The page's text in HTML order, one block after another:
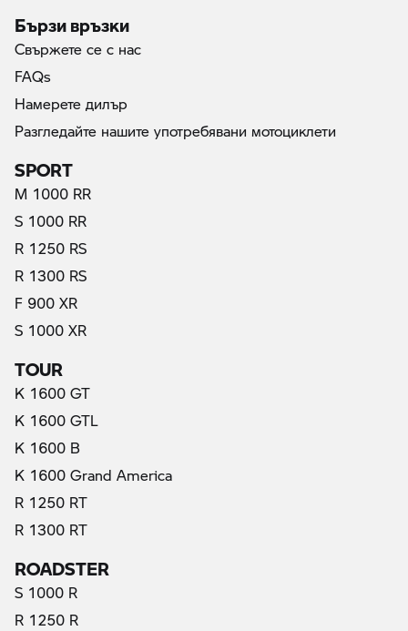
Бързи връзки
Свържете се с нас
FAQs
Намерете дилър
Разгледайте нашите употребявани мотоциклети
SPORT
M 1000 RR
S 1000 RR
R 1250 RS
R 1300 RS
F 900 XR
S 1000 XR
TOUR
K 1600 GT
K 1600 GTL
K 1600 B
K 1600 Grand America
R 1250 RT
R 1300 RT
ROADSTER
S 1000 R
R 1250 R